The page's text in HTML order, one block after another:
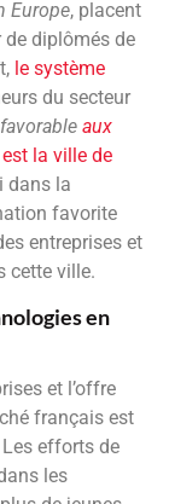
Europe, placent
de diplômés de
le système
du secteur
aux
la ville de
dans la
favorite
entreprises et
cette ville.
en
et l’offre
français est
efforts de
les